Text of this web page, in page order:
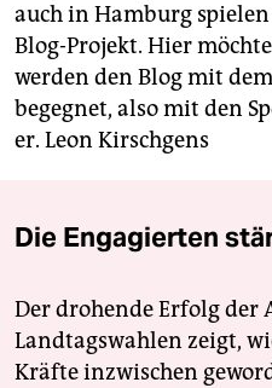
auch in Hamburg
Blog-Projekt. Hier
werden den Blog mit
begegnet, also mit den
er. Leon Kirschgens
Die Engagierten
Der drohende Erfolg der
Landtagswahlen zeigt,
Kräfte inzwischen